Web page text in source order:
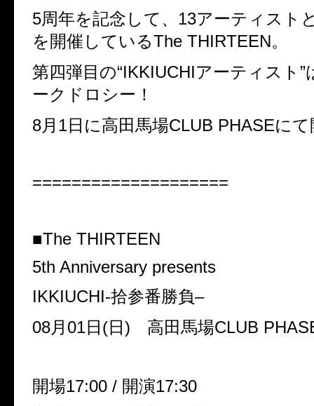
5周年を記念して、 13アーティスト
を開催しているThe THIRTEEN。
第四弾目の“IKKIUCHIアーティスト
ークドロシー！
8月1日に高田馬場CLUB PHASEに
====================
■The THIRTEEN
5th Anniversary presents
IKKIUCHI-拾参番勝負–
08月 01日(日) 高田馬場CLUB
開場17:00 / 開演17:30